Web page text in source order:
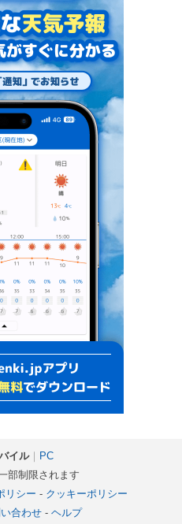
イル｜
PC
部制限されます
リシー - クッキーポリシー
合わせ- ヘルプ